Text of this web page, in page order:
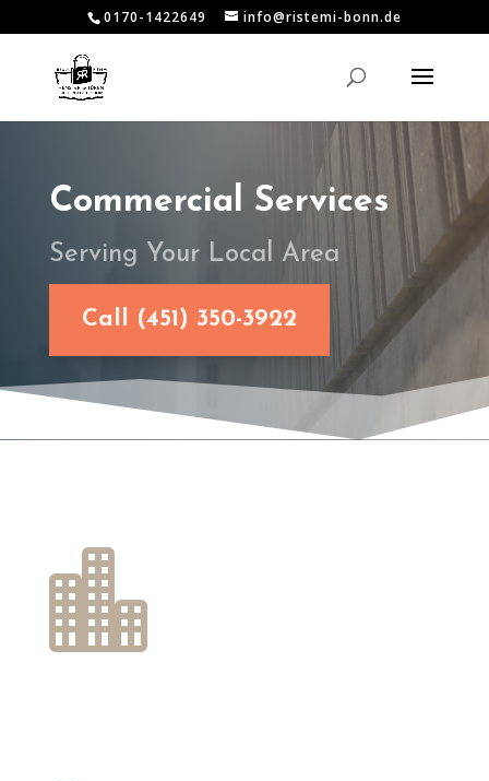
0170-1422649 info@ristemi-bonn.de
Commercial Services
Serving Your Local Area
Call (451) 350-3922
